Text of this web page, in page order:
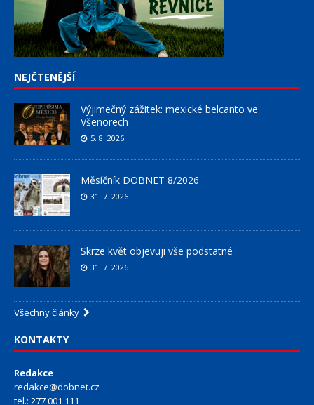
NEJČTENĚJŠÍ
Výjimečný zážitek: mexické belcanto ve
Všenorech
5. 8. 2026
Měsíčník DOBNET 8/2026
31. 7. 2026
Skrze květ objevuji vše podstatné
31. 7. 2026
Všechny články
KONTAKTY
Redakce
redakce@dobnet.cz
tel.: 277 001 111